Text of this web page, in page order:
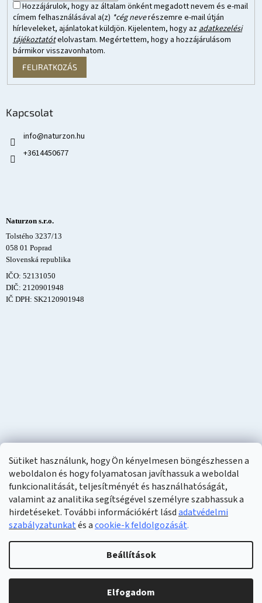
Sütiket használunk, hogy Ön kényelmesen böngészhessen a
weboldalon és hogy folyamatosan javíthassuk a weboldal
funkcionalitását, teljesítményét és használhatóságát,
valamint az analitika segítségével személyre szabhassuk a
hirdetéseket. További információkért lásdadatvédelmi
szabályzatunkatés acookie-k feldolgozását.
Beállítások
Elfogadom
Hozzájárulok, hogy az általam önként megadott nevem és e-mail
címem felhasználásával a(z) *cég neverészemre e-mail útján
hírleveleket, ajánlatokat küldjön. Kijelentem, hogy azadatkezelési
tájékoztatótelolvastam. Megértettem, hogy a hozzájárulásom
bármikor visszavonhatom.
FELIRATKOZÁS
Kapcsolat
info@naturzon.hu
+3614450677
Naturzon s.r.o.
Tolstého 3237/13
058 01 Poprad
Slovenská republika
IČO: 52131050
DIČ: 2120901948
IČ DPH: SK2120901948
Shoptet készítette